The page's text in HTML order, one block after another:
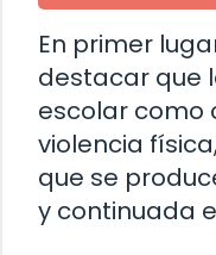
En primer
destacar que
escolar como
violencia
que se
y continuada